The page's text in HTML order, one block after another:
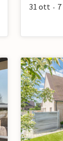
31 ott • 7